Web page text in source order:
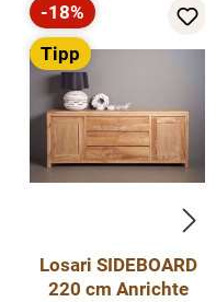
Rabatt
-18%
Tipp
Losari SIDEBOARD
220 cm Anrichte